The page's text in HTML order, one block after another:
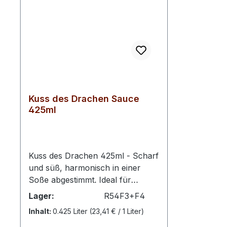
Kuss des Drachen Sauce
425ml
Kuss des Drachen 425ml - Scharf
und süß, harmonisch in einer
Soße abgestimmt. Ideal für
Geflügel und asiatische Gerichte.
LMIV:Zucker, Wasser, Chili,
Lager: R54F3+F4
Inhalt: 0.425 Liter (23,41 € / 1 Liter)